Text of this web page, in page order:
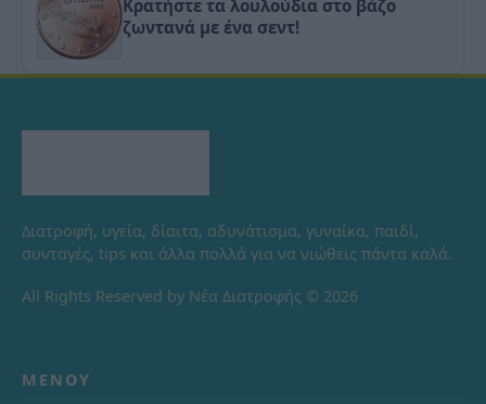
Κρατήστε τα λουλούδια στο βάζο
ζωντανά με ένα σεντ!
Διατροφή, υγεία, δίαιτα, αδυνάτισμα, γυναίκα, παιδί,
συνταγές, tips και άλλα πολλά για να νιώθεις πάντα καλά.
All Rights Reserved by Νέα Διατροφής © 2026
ΜΕΝΟΎ